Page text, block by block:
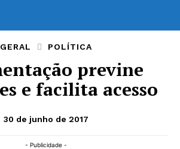
GERAL POLÍTICA
previne
e facilita acesso
30 de junho de 2017
- Publicidade -